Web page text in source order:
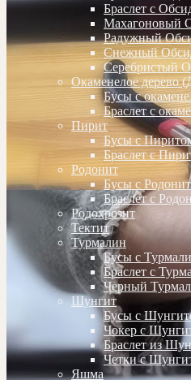
Браслет с
Махагоновый
Радужный
Снежный
Серебристый
Окаменелое дерево
Бусы с
Браслет с
Пирит
Бусы с
Браслет с
Родонит
Бусы с
Браслет с
Родохрозит
Тектит
Турмалин
Бусы с
Браслет с
Черный
Шунгит
Бусы с
Чокер с
Браслет из
Четки с
Яшма